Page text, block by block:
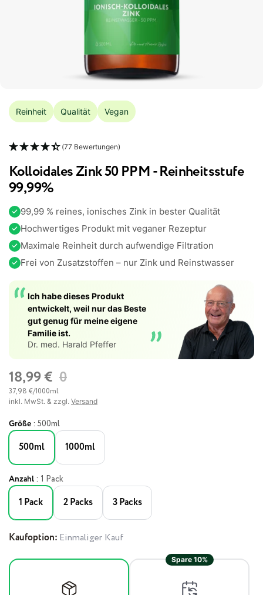
Reinheit Qualität Vegan
(77 Bewertungen)
Kolloidales Zink 50 PPM - Reinheitsstufe
99,99%
99,99 % reines, ionisches Zink in bester Qualität
Hochwertiges Produkt mit veganer Rezeptur
Maximale Reinheit durch aufwendige Filtration
Frei von Zusatzstoffen – nur Zink und Reinstwasser
Ich habe dieses Produkt
entwickelt, weil nur das Beste
gut genug für meine eigene
Familie ist.
Dr. med. Harald Pfeffer
18,99 € 0
37,98 €/1000ml
inkl. MwSt. & zzgl. Versand
Größe : 500ml
500ml 1000ml
Anzahl : 1 Pack
1 Pack 2 Packs 3 Packs
Kaufoption: Einmaliger Kauf
Spare 10%